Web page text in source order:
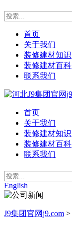
首页
关于我们
装修建材知识
装修建材百科
联系我们
首页
关于我们
装修建材知识
装修建材百科
联系我们
English
J9集团官网j9.com >